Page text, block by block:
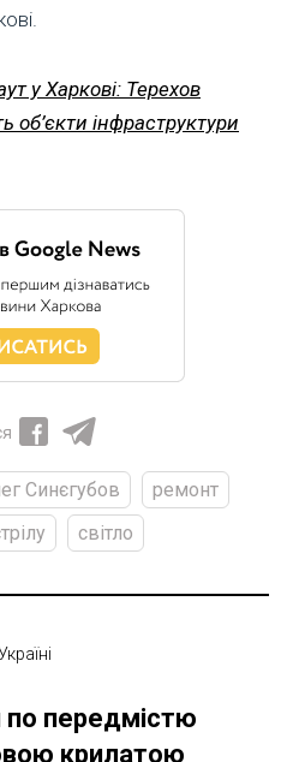
у Харкові: Терехов
об’єкти інфраструктури
Синєгубов
ремонт
світло
по передмістю
крилатою